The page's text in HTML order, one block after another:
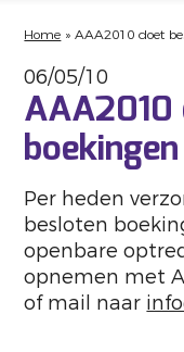
Home »AAA2010 doet
06/05/10
AAA2010
boekingen
Per heden
besloten
openbare
opnemen met
of mail naar